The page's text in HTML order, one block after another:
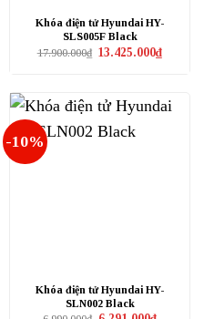
Khóa điện tử Hyundai HY-
SLS005F Black
17.900.000₫ Giá
13.425.000₫Giá
hiện
-10%
Khóa điện tử Hyundai HY-
SLN002 Black